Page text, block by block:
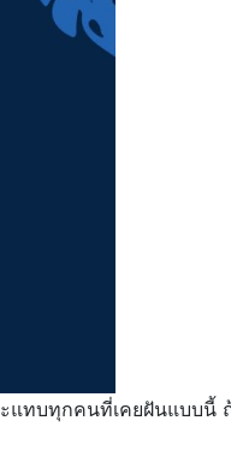
บทุกคนที่เคยฝันแบบนี้